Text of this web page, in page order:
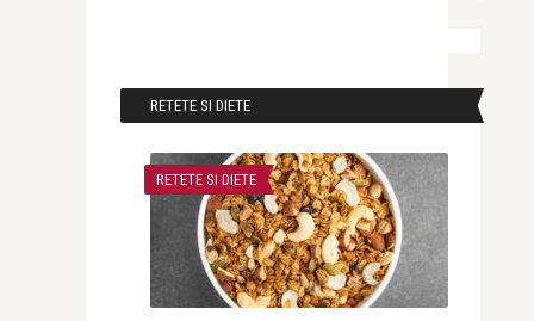
RETETE SI DIETE
RETETE SI DIETE